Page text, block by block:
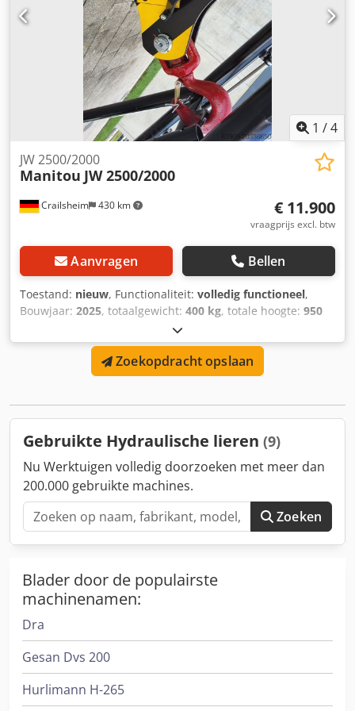
1 /4
Crailsheim 430 km
JW 2500/2000
Manitou JW 2500/2000
€ 11.900
vraagprijs excl. btw
Aanvragen Bellen
Toestand: nieuw, Functionaliteit: volledig functioneel,
Bouwjaar: 2025, totaalgewicht: 400 kg, totale hoogte: 950
2.600 mm, totale breedte:
draagvermogen:2.000 kg, Giekmast lier Fabrikant: Manitou
Type: JW 2500/2000 Bouwjaar: 2025 Hoogte (mm): 950
Lengte (mm): 2.600 Hefvermogen (kg): 2.000 Gewicht (kg):
Zoekopdracht opslaan
Gebruikte Hydraulische lieren (9)
Nu Werktuigen volledig doorzoeken met meer dan
200.000 gebruikte machines.
Zoeken
Blader door de populairste
machinenamen:
Dra
Gesan Dvs 200
Hurlimann H-265